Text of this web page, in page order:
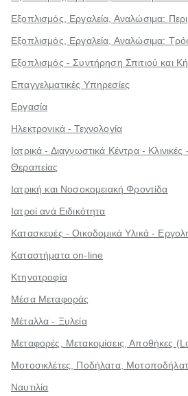
Εξοπλισμός, Εργαλεία, Αναλώσιμα:
Εξοπλισμός, Εργαλεία, Αναλώσιμα:
Εξοπλισμός - Συντήρηση Σπιτιού και
Επαγγελματικές Υπηρεσίες
Εργασία
Ηλεκτρονικά - Τεχνολογία
Ιατρικά - Διαγνωστικά Κέντρα -
Θεραπείας
Ιατρική και Νοσοκομειακή Φροντίδα
Ιατροί ανά Ειδικότητα
Κατασκευές - Οικοδομικά Υλικά -
Καταστήματα on-line
Κτηνοτροφία
Μέσα Μεταφοράς
Μέταλλα - Ξυλεία
Μεταφορές, Μετακομίσεις, Αποθήκες
Μοτοσικλέτες, Ποδήλατα,
Ναυτιλία